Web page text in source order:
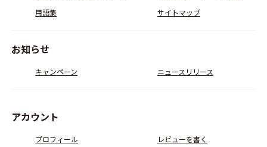
用語集
サイトマップ
お知らせ
キャンペーン ニュースリリース
アカウント
プロフィール
レビューを書く